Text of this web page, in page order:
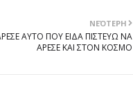
ΝΕΌΤΕΡΗ
ΑΥΤΟ ΠΟΥ ΕΙΔΑ ΠΙΣΤΕΥΩ ΝΑ
ΑΡΕΣΕ ΚΑΙ ΣΤΟΝ ΚΟΣΜΟ